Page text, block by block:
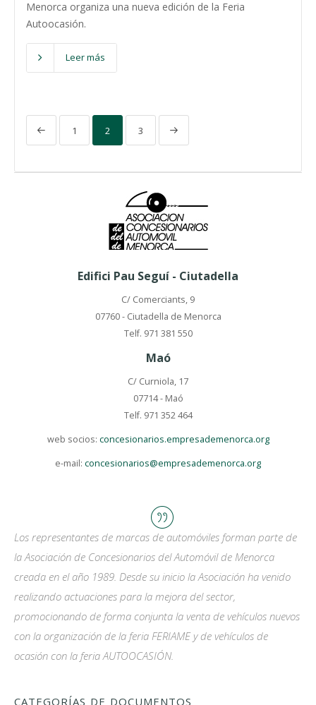
Menorca organiza una nueva edición de la Feria
Autoocasión.
Leer más
1 2 3
Edifici Pau Seguí - Ciutadella
C/ Comerciants, 9
07760 - Ciutadella de Menorca
Telf. 971 381 550
Maó
C/ Curniola, 17
07714 - Maó
Telf. 971 352 464
web socios: concesionarios.empresademenorca.org
e-mail: concesionarios@empresademenorca.org
Los representantes de marcas de automóviles forman parte de
la Asociación de Concesionarios del Automóvil de Menorca
creada en el año 1989. Desde su inicio la Asociación ha venido
realizando actuaciones para la mejora del sector,
promocionando de forma conjunta la venta de vehículos nuevos
con la organización de la feria FERIAME y de vehículos de
ocasión con la feria AUTOOCASIÓN.
CATEGORÍAS DE DOCUMENTOS